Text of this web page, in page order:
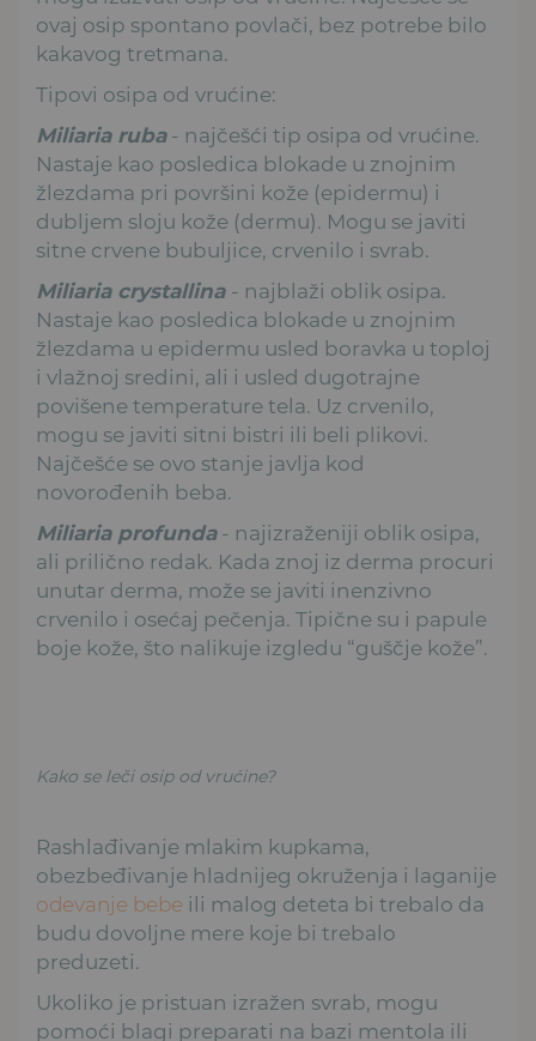
ovaj osip spontano povlači, bez potrebe bilo
kakavog tretmana.
Tipovi osipa od vrućine:
Miliaria ruba- najčešći tip osipa od vrućine.
Nastaje kao posledica blokade u znojnim
žlezdama pri površini kože (epidermu) i
dubljem sloju kože (dermu). Mogu se javiti
sitne crvene bubuljice, crvenilo i svrab.
Miliaria crystallina - najblaži oblik osipa.
Nastaje kao posledica blokade u znojnim
žlezdama u epidermu usled boravka u toploj
i vlažnoj sredini, ali i usled dugotrajne
povišene temperature tela. Uz crvenilo,
mogu se javiti sitni bistri ili beli plikovi.
Najčešće se ovo stanje javlja kod
novorođenih beba.
Miliaria profunda- najizraženiji oblik osipa,
ali prilično redak. Kada znoj iz derma procuri
unutar derma, može se javiti inenzivno
crvenilo i osećaj pečenja. Tipične su i papule
boje kože, što nalikuje izgledu “guščje kože”.
Kako se leči osip od vrućine?
Rashlađivanje mlakim kupkama,
obezbeđivanje hladnijeg okruženja i laganije
odevanje bebe ili malog deteta bi trebalo da
budu dovoljne mere koje bi trebalo
preduzeti.
Ukoliko je pristuan izražen svrab, mogu
pomoći blagi preparati na bazi mentola ili